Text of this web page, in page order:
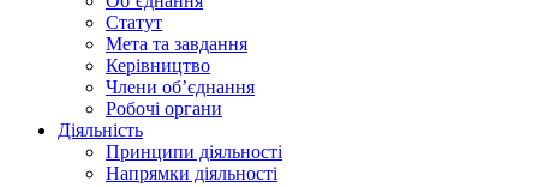
Статут
Мета та завдання
Керівництво
Члени об’єднання
Робочі органи
Діяльність
Принципи діяльності
Напрямки діяльності